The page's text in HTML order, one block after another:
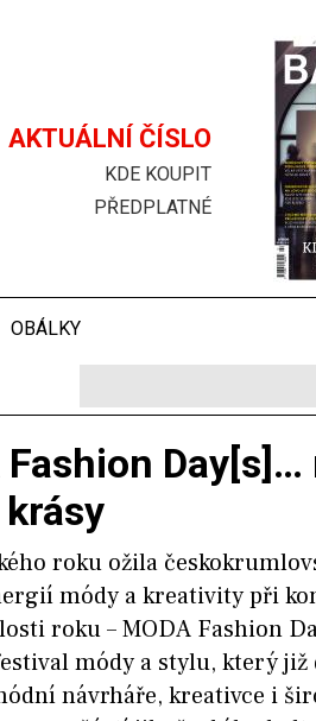
Hlavička
AKTUÁLNÍ ČÍSLO
KDE KOUPIT
PŘEDPLATNÉ
OBÁLKY
Fashion
roku ožila
módy a kreativity při
roku – MODA Fashion
módy a stylu, který již
návrháře, kreativce i